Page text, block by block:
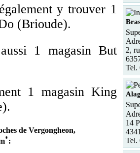
y trouver 1
(Brioude).
1 magasin But
1 magasin King
de Vergongheon,
*:
2,
Tel.
14
Tel.